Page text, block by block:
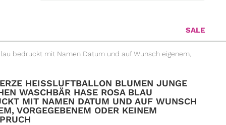
SALE
bedruckt mit Namen Datum und auf Wunsch eigenem,
HEISSLUFTBALLON BLUMEN JUNGE M
WASCHBÄR HASE ROSA BLAU B
MIT NAMEN DATUM UND AUF WUNSCH E
VORGEGEBENEM ODER KEINEM T